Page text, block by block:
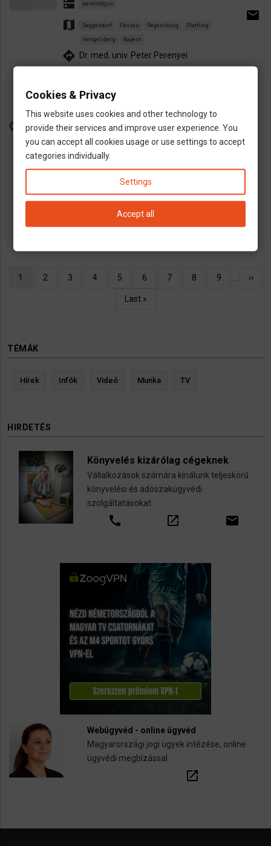
dns kardiológus
map Deggendorf Passau Regensburg Plattling
Hengelsberg Bayern
directions Dr. med. univ. Peter Perenyei
email
operátor (tengelyek és hajtóművek
összeszerelése)
Krisztina Kelemen 1692490019
dns Gyári, betanított, raktári, reptéri
euro 2100 EUR nettó +
Oldalszámozás
Jelenlegi
1 Oldal
2 Oldal
3 Oldal
4 Oldal
5 Oldal
6 Oldal
7 Oldal
8 Oldal
9 ››
Utolsó
Last »
TÉMÁK
Hírek Infók Videó Munka TV
HIRDETÉS
Könyvelés kizárólag cégeknek
Vállalkozások számára kínálunk teljeskörű
könyvelési és adószakügyvédi
szolgáltatásokat
call open_in_new email
Webügyvéd - online ügyvéd
Magyarországi jogi ügyek intézése, online
ügyvédi megbízással
open_in_new
Cookies & Privacy
This website uses cookies and other technology to
provide their services and improve user experience. You
you can accept all cookies usage or use settings to accept
categories individually.
Settings
Accept all